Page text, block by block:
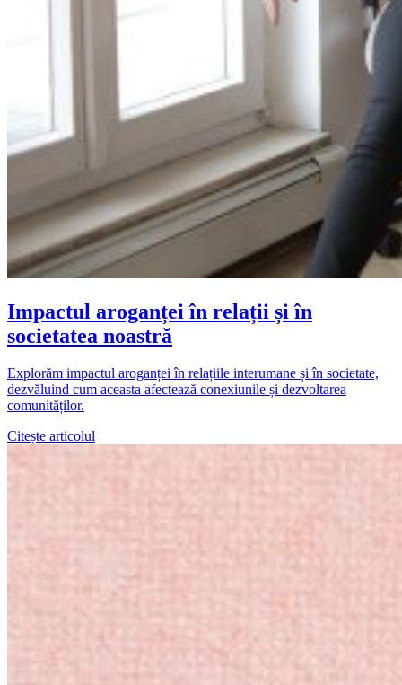
Impactul aroganței în relații și în
societatea noastră
Explorăm impactul aroganței în relațiile interumane și în societate,
dezvăluind cum aceasta afectează conexiunile și dezvoltarea
comunităților.
Citește articolul